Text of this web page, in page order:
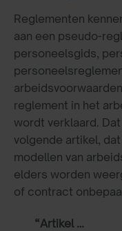
Reglementen
aan een pseudo-
personeelsgids,
reglement in het
wordt verklaard.
volgende artikel,
modellen van
elders worden
of contract
“Artikel …